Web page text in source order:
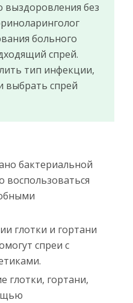
выздоровления без
больного
спрей.
тип инфекции,
выбрать спрей
бактериальной
глотки и гортани
спреи с
глотки, гортани,